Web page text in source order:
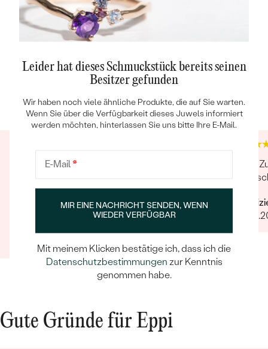
REINHEIT:
SI1/SI2
FARBE:
G-H
Trusted shop Bewertungen
4.9
Google Bewertungen
4.9
Schöner Schmuck, super Service. Das Team
steht einem mit Rat und Tat zur Seite, sei es bei
der Beratung, Änderungswünsche oder
Problemen mit Bestellungen.
23.06.2025
Sehr
kam
Gute Gründe für Eppi
Leider hat dieses Schmuckstück bereits seinen
Besitzer gefunden
Wir haben noch viele ähnliche Produkte, die auf Sie warten.
Wenn Sie über die Verfügbarkeit dieses Juwels informiert
werden möchten, hinterlassen Sie uns bitte Ihre E-Mail.
E-Mail*
MIR EINE NACHRICHT SENDEN, WENN
WIEDER VERFÜGBAR
Mit meinem Klicken bestätige ich, dass ich die
Datenschutzbestimmungen zur Kenntnis
genommen habe.